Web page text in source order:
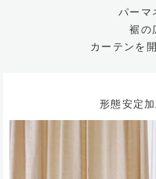
パーマ
裾の
カーテンを
形態安定